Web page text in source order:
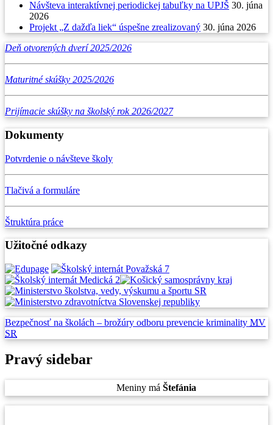
Návšteva interaktívnej periodickej tabuľky na UPJŠ 30. júna
2026
Projekt „Z dažďa liek“ úspešne zrealizovaný 30. júna 2026
Deň otvorených dverí 2025/2026
Maturitné skúšky 2025/2026
Prijímacie skúšky na školský rok 2026/2027
Dokumenty
Potvrdenie o návšteve školy
Tlačivá a formuláre
Štruktúra práce
Užitočné odkazy
Bezpečnosť na školách – brožúry odboru prevencie kriminality MV
SR
Pravý sidebar
Meniny má Štefánia